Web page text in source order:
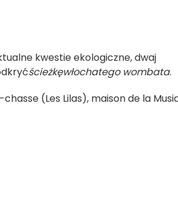
kwestie ekologiczne, dwaj
ścieżkęwłochatego wombata.
(Les Lilas), maison de la